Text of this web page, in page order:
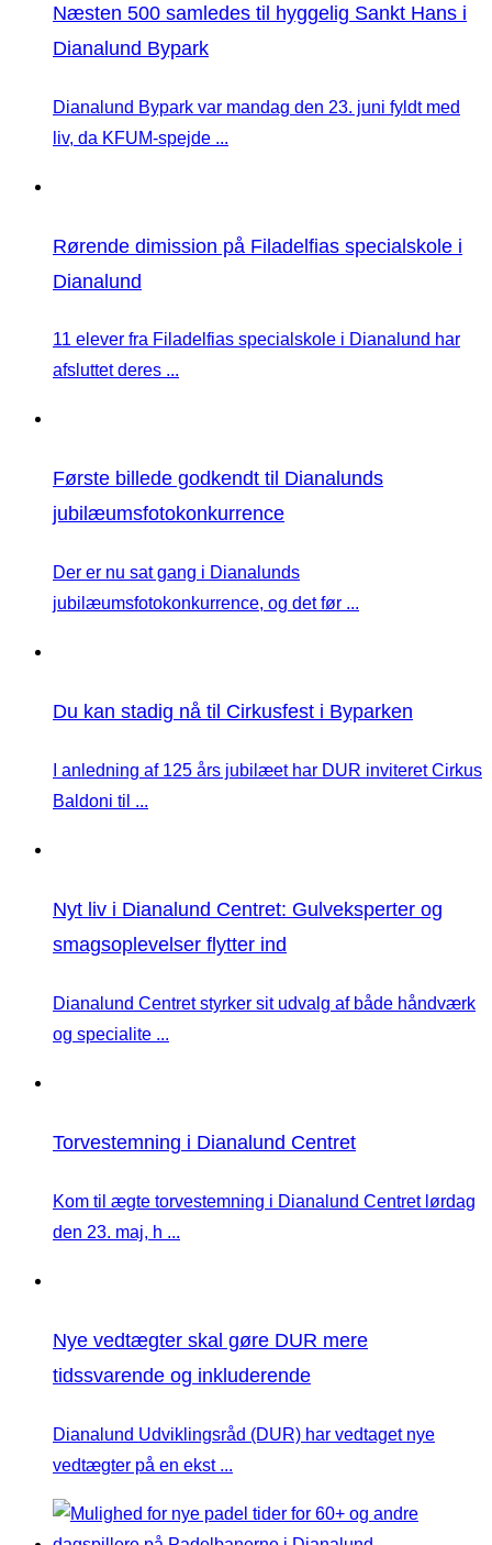
Næsten 500 samledes til hyggelig Sankt Hans i
Dianalund Bypark
Dianalund Bypark var mandag den 23. juni fyldt med
liv, da KFUM-spejde ...
Rørende dimission på Filadelfias specialskole i
Dianalund
11 elever fra Filadelfias specialskole i Dianalund har
afsluttet deres ...
Første billede godkendt til Dianalunds
jubilæumsfotokonkurrence
Der er nu sat gang i Dianalunds
jubilæumsfotokonkurrence, og det før ...
Du kan stadig nå til Cirkusfest i Byparken
I anledning af 125 års jubilæet har DUR inviteret Cirkus
Baldoni til ...
Nyt liv i Dianalund Centret: Gulveksperter og
smagsoplevelser flytter ind
Dianalund Centret styrker sit udvalg af både håndværk
og specialite ...
Torvestemning i Dianalund Centret
Kom til ægte torvestemning i Dianalund Centret lørdag
den 23. maj, h ...
Nye vedtægter skal gøre DUR mere
tidssvarende og inkluderende
Dianalund Udviklingsråd (DUR) har vedtaget nye
vedtægter på en ekst ...